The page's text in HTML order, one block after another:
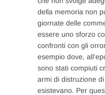
della memoria non
giornate delle
essere uno sforzo
confronti con gli
esempio dove,
sono stati compiuti
armi di distruzione
esistevano. Per